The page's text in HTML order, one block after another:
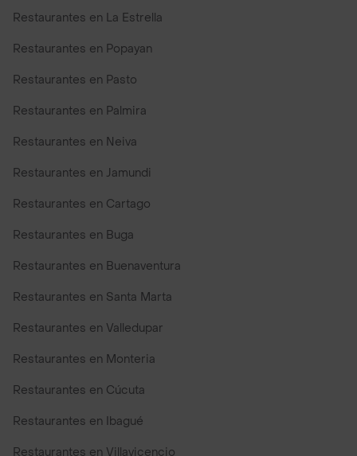
Restaurantes en La Estrella
Restaurantes en Popayan
Restaurantes en Pasto
Restaurantes en Palmira
Restaurantes en Neiva
Restaurantes en Jamundi
Restaurantes en Cartago
Restaurantes en Buga
Restaurantes en Buenaventura
Restaurantes en Santa Marta
Restaurantes en Valledupar
Restaurantes en Monteria
Restaurantes en Cúcuta
Restaurantes en Ibagué
Restaurantes en Villavicencio